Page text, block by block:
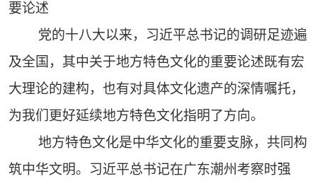
要论述
党的十八大以来，习近平总书记的调研足迹遍
及全国，其中关于地方特色文化的重要论述既有宏
大理论的建构，也有对具体文化遗产的深情嘱托，
为我们更好延续地方特色文化指明了方向。
地方特色文化是中华文化的重要支脉，共同构
筑中华文明。习近平总书记在广东潮州考察时强